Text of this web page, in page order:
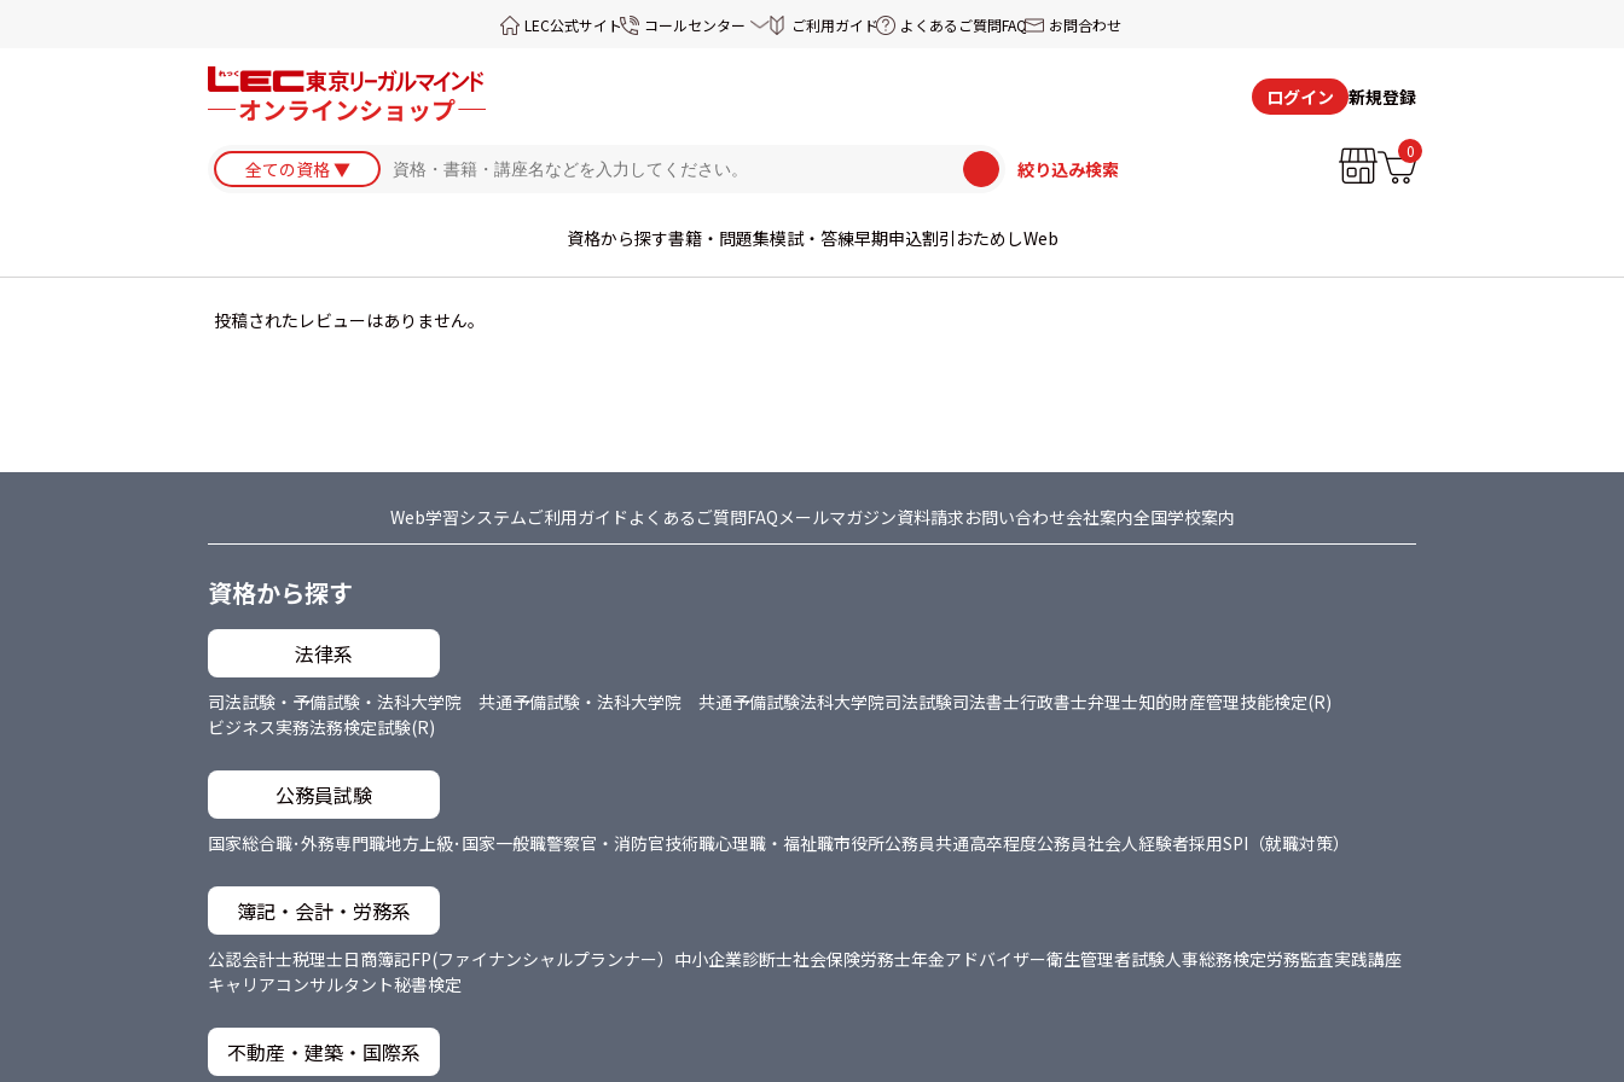
LEC公式サイト コールセンター ご利用ガイド よくあるご質問FAQ お問合わせ
ログイン 新規登録
絞り込み検索
0
資格から探す書籍・問題集模試・答練早期申込割引 おためしWeb
投稿されたレビューはありません。
Web学習システムご利用ガイド よくあるご質問FAQメールマガジン資料請求お問い合わせ会社案内全国学校案内
資格から探す
法律系
司法試験・予備試験・法科大学院 共通予備試験・法科大学院 共通予備試験法科大学院司法試験司法書士行政書士弁理士知的財産管理技能検定(R)
ビジネス実務法務検定試験(R)
公務員試験
国家総合職･外務専門職地方上級･国家一般職警察官・消防官技術職心理職・福祉職市役所公務員共通高卒程度公務員社会人経験者採用SPI（就職対策）
簿記・会計・労務系
公認会計士税理士日商簿記FP(ファイナンシャルプランナー） 中小企業診断士社会保険労務士年金アドバイザー衛生管理者試験人事総務検定労務監査実践講座
キャリアコンサルタント秘書検定
不動産・建築・国際系